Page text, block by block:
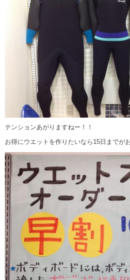
テンションあがりますねー！！
お得にウエットを作りたいなら15日までが